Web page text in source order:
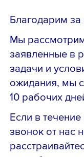
Благодарим
Мы
заявленные в
задачи и
ожидания, мы
10 рабочих
Если в
звонок от нас